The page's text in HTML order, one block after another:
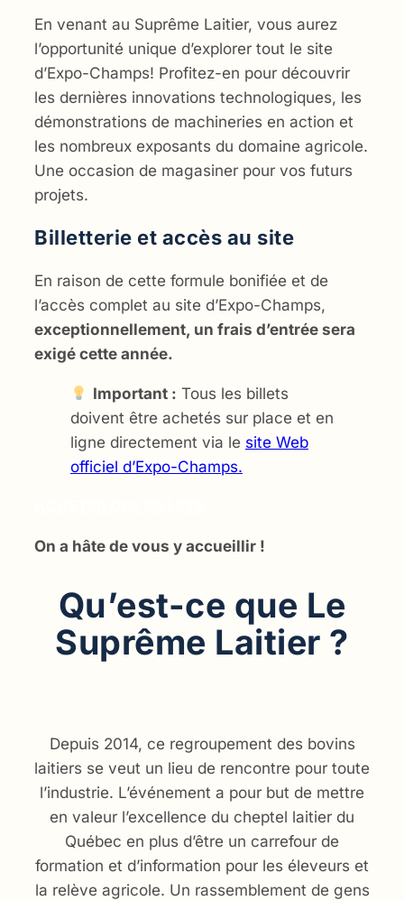
En venant au Suprême Laitier, vous aurez
l’opportunité unique d’explorer tout le site
d’Expo-Champs! Profitez-en pour découvrir
les dernières innovations technologiques, les
démonstrations de machineries en action et
les nombreux exposants du domaine agricole.
Une occasion de magasiner pour vos futurs
projets.
Billetterie et accès au site
En raison de cette formule bonifiée et de
l’accès complet au site d’Expo-Champs,
exceptionnellement, un frais d’entrée sera
exigé cette année.
Important : Tous les billets
doivent être achetés sur place et en
ligne directement via le site Web
officiel d’Expo-Champs.
On a hâte de vous y accueillir !
Qu’est-ce que Le
Suprême Laitier ?
Depuis 2014, ce regroupement des bovins
laitiers se veut un lieu de rencontre pour toute
l’industrie. L’événement a pour but de mettre
en valeur l’excellence du cheptel laitier du
Québec en plus d’être un carrefour de
formation et d’information pour les éleveurs et
la relève agricole. Un rassemblement de gens